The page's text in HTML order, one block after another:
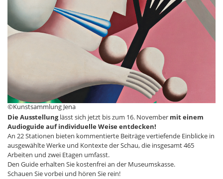
©Kunstsammlung Jena
Die Ausstellunglässt sich jetzt bis zum 16. November mit einem
Audioguide auf individuelle Weise entdecken!
An 22 Stationen bieten kommentierte Beiträge vertiefende Einblicke in
ausgewählte Werke und Kontexte der Schau, die insgesamt 465
Arbeiten und zwei Etagen umfasst.
Den Guide erhalten Sie kostenfrei an der Museumskasse.
Schauen Sie vorbei und hören Sie rein!